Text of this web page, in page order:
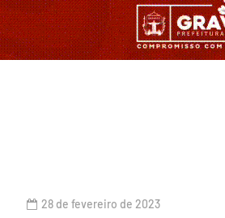
28 de fevereiro de 2023